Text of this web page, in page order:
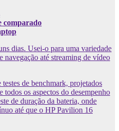
comparado
dias. Usei-o para uma variedade
navegação até streaming de vídeo
de benchmark, projetados
todos os aspectos do desempenho
de duração da bateria, onde
até que o HP Pavilion 16